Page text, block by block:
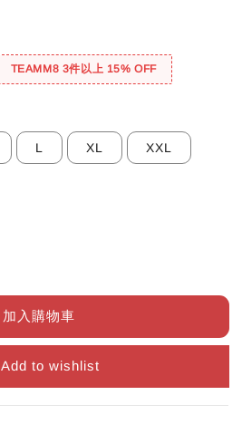
TEAMM8 3件以上 15% OFF
L XL XXL
加入購物車
Add to wishlist